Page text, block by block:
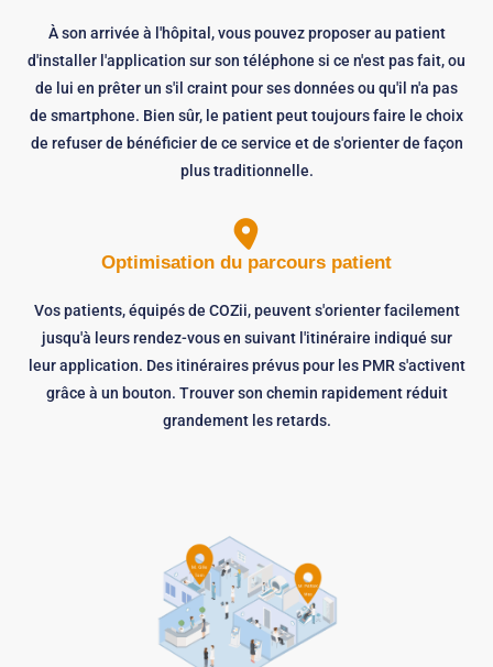
À son arrivée à l'hôpital, vous pouvez proposer au patient
d'installer l'application sur son téléphone si ce n'est pas fait, ou
de lui en prêter un s'il craint pour ses données ou qu'il n'a pas
de smartphone. Bien sûr, le patient peut toujours faire le choix
de refuser de bénéficier de ce service et de s'orienter de façon
plus traditionnelle.
Optimisation du parcours patient
Vos patients, équipés de COZii, peuvent s'orienter facilement
jusqu'à leurs rendez-vous en suivant l'itinéraire indiqué sur
leur application. Des itinéraires prévus pour les PMR s'activent
grâce à un bouton. Trouver son chemin rapidement réduit
grandement les retards.